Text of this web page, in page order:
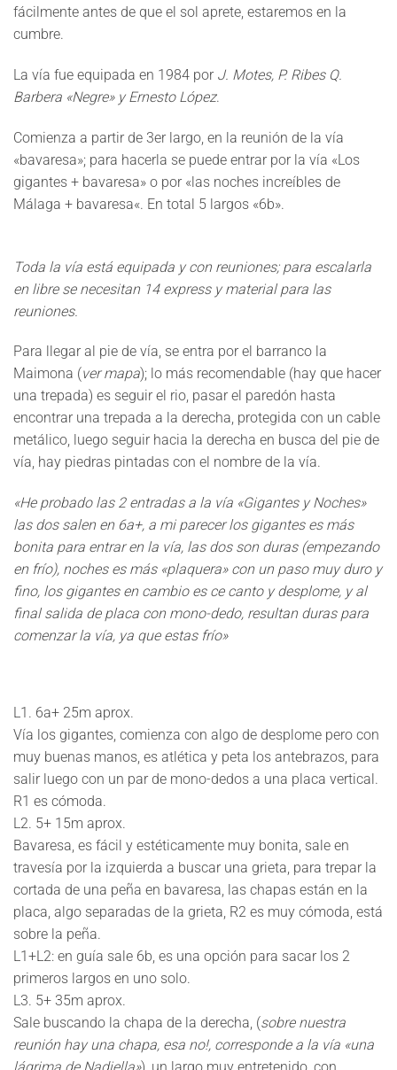
fácilmente antes de que el sol aprete, estaremos en la
cumbre.
La vía fue equipada en 1984 por J. Motes, P. Ribes Q.
Barbera «Negre» y Ernesto López.
Comienza a partir de 3er largo, en la reunión de la vía
«bavaresa»; para hacerla se puede entrar por la vía «Los
gigantes + bavaresa» o por «las noches increíbles de
Málaga + bavaresa«. En total 5 largos «6b».
Toda la vía está equipada y con reuniones; para escalarla
en libre se necesitan 14 express y material para las
reuniones.
Para llegar al pie de vía, se entra por el barranco la
Maimona (ver mapa); lo más recomendable (hay que hacer
una trepada) es seguir el rio, pasar el paredón hasta
encontrar una trepada a la derecha, protegida con un cable
metálico, luego seguir hacia la derecha en busca del pie de
vía, hay piedras pintadas con el nombre de la vía.
«He probado las 2 entradas a la vía «Gigantes y Noches»
las dos salen en 6a+, a mi parecer los gigantes es más
bonita para entrar en la vía, las dos son duras (empezando
en frío), noches es más «plaquera» con un paso muy duro y
fino, los gigantes en cambio es ce canto y desplome, y al
final salida de placa con mono-dedo, resultan duras para
comenzar la vía, ya que estas frío»
L1. 6a+ 25m aprox.
Vía los gigantes, comienza con algo de desplome pero con
muy buenas manos, es atlética y peta los antebrazos, para
salir luego con un par de mono-dedos a una placa vertical.
R1 es cómoda.
L2. 5+ 15m aprox.
Bavaresa, es fácil y estéticamente muy bonita, sale en
travesía por la izquierda a buscar una grieta, para trepar la
cortada de una peña en bavaresa, las chapas están en la
placa, algo separadas de la grieta, R2 es muy cómoda, está
sobre la peña.
L1+L2: en guía sale 6b, es una opción para sacar los 2
primeros largos en uno solo.
L3. 5+ 35m aprox.
Sale buscando la chapa de la derecha, (sobre nuestra
reunión hay una chapa, esa no!, corresponde a la vía «una